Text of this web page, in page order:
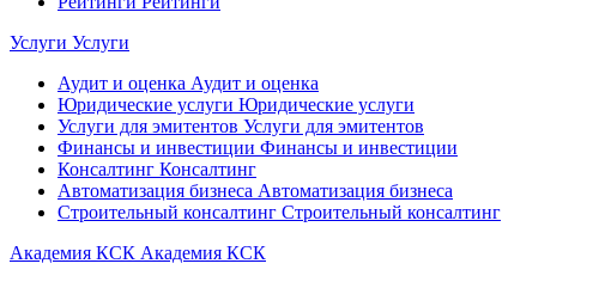
Услуги Услуги
Аудит и оценка Аудит и оценка
Юридические услуги Юридические услуги
Услуги для эмитентов Услуги для эмитентов
Финансы и инвестиции Финансы и инвестиции
Консалтинг Консалтинг
Автоматизация бизнеса Автоматизация бизнеса
Строительный консалтинг Строительный консалтинг
Академия КСК Академия КСК